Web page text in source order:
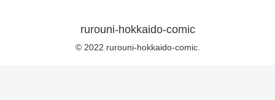
rurouni-hokkaido-comic
© 2022 rurouni-hokkaido-comic.